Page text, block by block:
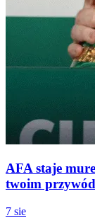
AFA staje
twoim
7 sie